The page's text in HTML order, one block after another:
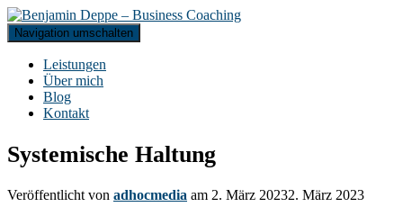
Navigation umschalten
Leistungen
Über mich
Blog
Kontakt
Systemische Haltung
Veröffentlicht von adhocmedia am 2. März 20232. März 2023